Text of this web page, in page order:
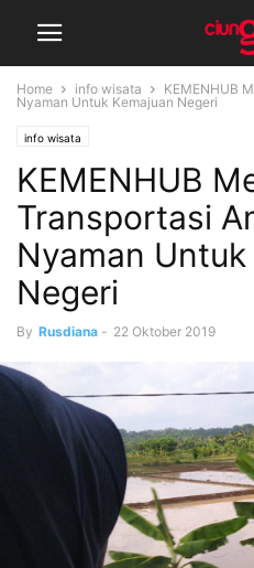
Home info wisata
KEMENHUB
Nyaman Untuk Kemajuan Negeri
info wisata
KEMENHUB
Transportasi
Nyaman Untuk
Negeri
By Rusdiana - 22 Oktober 2019